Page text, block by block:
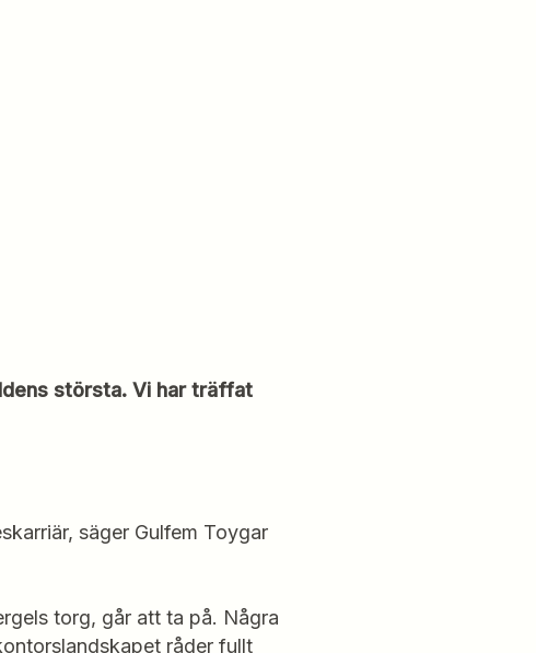
största. Vi har träffat
säger Gulfem Toygar
torg, går att ta på. Några
råder fullt